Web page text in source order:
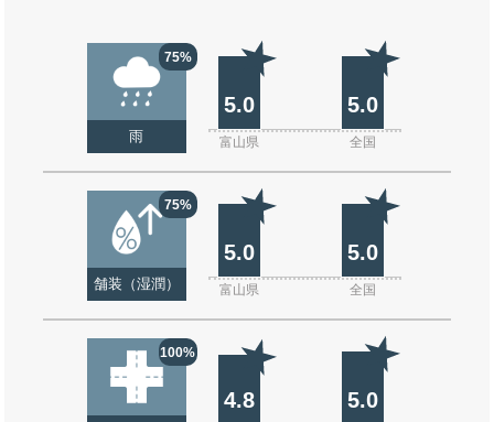
75%
雨
5.0 5.0
富山県 全国
75%
舗装（湿潤）
5.0 5.0
富山県 全国
100%
4.8 5.0